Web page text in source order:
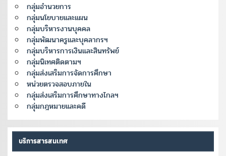
กลุ่มอำนวยการ
กลุ่มนโยบายและแผน
กลุ่มบริหารงานบุคคล
กลุ่มพัฒนาครูและบุคลากรฯ
กลุ่มบริหารการเงินและสินทรัพย์
กลุ่มนิเทศติดตามฯ
กลุ่มส่งเสริมการจัดการศึกษา
หน่วยตรวจสอบภายใน
กลุ่มส่งเสริมการศึกษาทางไกลฯ
กลุ่มกฎหมายและคดี
บริการสารสนเทศ